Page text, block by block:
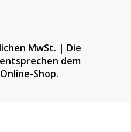
MwSt. | Die
dem
Shop.